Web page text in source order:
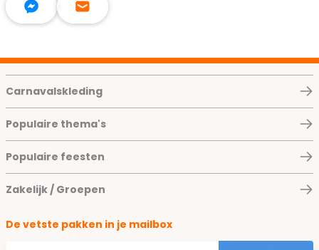
Carnavalskleding
Populaire thema's
Populaire feesten
Zakelijk / Groepen
De vetste pakken in je mailbox